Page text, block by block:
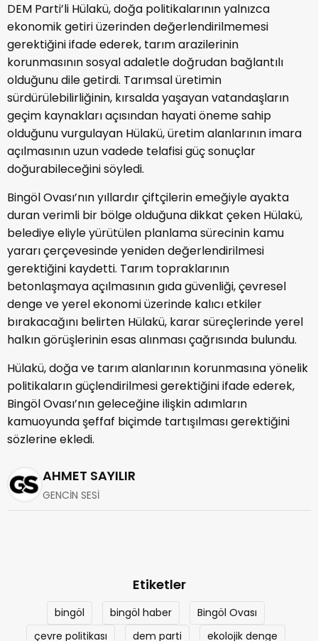
DEM Parti’li Hülakü, doğa politikalarının yalnızca
ekonomik getiri üzerinden değerlendirilmemesi
gerektiğini ifade ederek, tarım arazilerinin
korunmasının sosyal adaletle doğrudan bağlantılı
olduğunu dile getirdi. Tarımsal üretimin
sürdürülebilirliğinin, kırsalda yaşayan vatandaşların
geçim kaynakları açısından hayati öneme sahip
olduğunu vurgulayan Hülakü, üretim alanlarının imara
açılmasının uzun vadede telafisi güç sonuçlar
doğurabileceğini söyledi.
Bingöl Ovası’nın yıllardır çiftçilerin emeğiyle ayakta
duran verimli bir bölge olduğuna dikkat çeken Hülakü,
belediye eliyle yürütülen planlama sürecinin kamu
yararı çerçevesinde yeniden değerlendirilmesi
gerektiğini kaydetti. Tarım topraklarının
betonlaşmaya açılmasının gıda güvenliği, çevresel
denge ve yerel ekonomi üzerinde kalıcı etkiler
bırakacağını belirten Hülakü, karar süreçlerinde yerel
halkın görüşlerinin esas alınması çağrısında bulundu.
Hülakü, doğa ve tarım alanlarının korunmasına yönelik
politikaların güçlendirilmesi gerektiğini ifade ederek,
Bingöl Ovası’nın geleceğine ilişkin adımların
kamuoyunda şeffaf biçimde tartışılması gerektiğini
sözlerine ekledi.
AHMET SAYILIR
GENCİN SESİ
Etiketler
bingöl bingöl haber
Bingöl Ovası
çevre politikası
dem parti ekolojik denge